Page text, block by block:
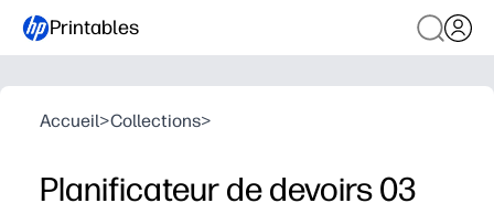
Printables
Accueil>Collections>
Planificateur de devoirs 03